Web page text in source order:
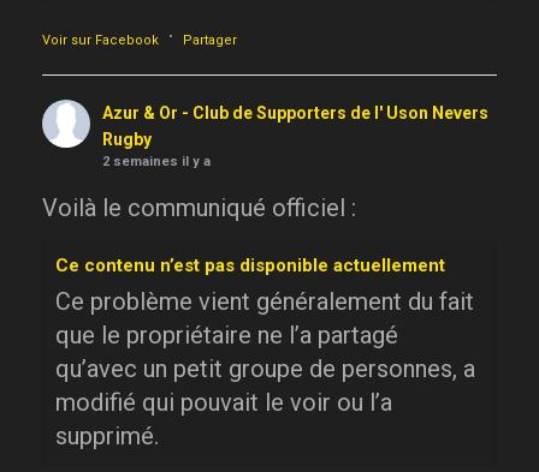
Voir sur Facebook · Partager
Azur & Or - Club de Supporters de l' Uson Nevers
Rugby
2 semaines il y a
Voilà le communiqué officiel :
Ce contenu n’est pas disponible actuellement
Ce problème vient généralement du fait
que le propriétaire ne l’a partagé
qu’avec un petit groupe de personnes, a
modifié qui pouvait le voir ou l’a
supprimé.